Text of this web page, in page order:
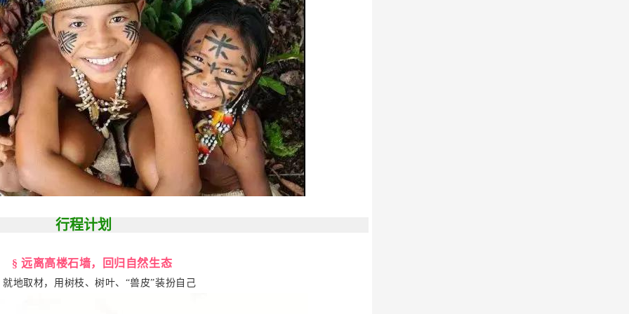
行程计划
§ 远离高楼石墙，回归自然生态
材，用树枝、树叶、“兽皮”装扮自己